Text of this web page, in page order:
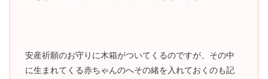
安産祈願のお守りに木箱がついてくるのですが、その中
に生まれてくる赤ちゃんのへその緒を入れておくのも記